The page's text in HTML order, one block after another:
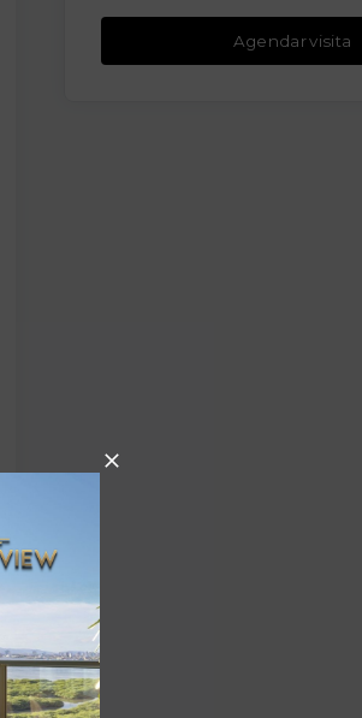
Agendar visita